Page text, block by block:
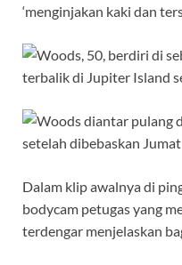
‘menginjakan kaki dan
Dalam klip awalnya di
bodycam petugas yang
terdengar menjelaskan